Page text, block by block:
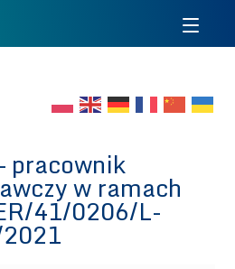
pracownik
w ramach
41/0206/L-